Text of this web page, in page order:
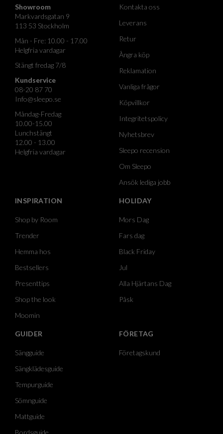
Showroom
Markvardsgatan 9
113 53 Stockholm
Mån - Fre: 10.00 - 17.00
Helgfria vardagar
Stängt fredag 7/8
Kundservice
08-20 87 70
Info@sleepo.se
Måndag-Fredag
10.00-15.00
Lunchstängt
12.00 - 13.00
Helgfria vardagar
Kontakta oss
Leverans
Retur
Ångra köp
Reklamation
Vanliga frågor
Köpvillkor
Integritetspolicy
Nyhetsbrev
Sleepo recension
Om Sleepo
Ansök lediga jobb
INSPIRATION
Shop by Room
Trender
Hemma hos
Bestsellers
Presenttips
Shop the look
Moomin
HOLIDAY
Mors Dag
Fars dag
Black Friday
Jul
Alla Hjärtans Dag
Påsk
GUIDER
Sängguide
Sängklädesguide
Tempurguide
Sömnguide
Mattguide
Bordsguide
FÖRETAG
Företagskund